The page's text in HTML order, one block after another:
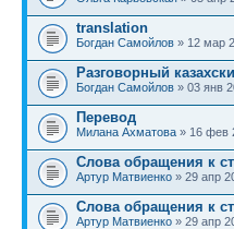
translation
Богдан Самойлов » 12 мар
Разговорный
Богдан Самойлов » 03 янв
Перевод
Милана Ахматова » 16 фев
Слова обращения к
Артур Матвиенко » 29 апр
Слова обращения к
Артур Матвиенко » 29 апр